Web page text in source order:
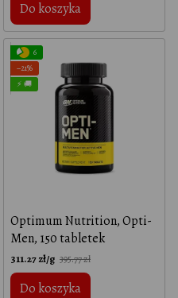
masło
Do koszyka
6
−21%
⚡ 🚚
Optimum Nutrition, Opti-
Men, 150 tabletek
311.27 zł/g 395.77 zł
Do koszyka